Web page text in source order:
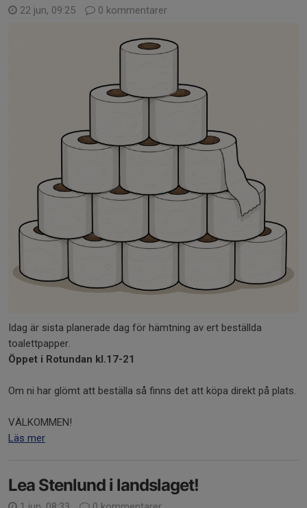
22 jun, 09:25 0 kommentarer
Idag är sista planerade dag för hämtning av ert beställda
toalettpapper.
Öppet i Rotundan kl.17-21
Om ni har glömt att beställa så finns det att köpa direkt på plats.
VÄLKOMMEN!
Läs mer
Lea Stenlund i landslaget!